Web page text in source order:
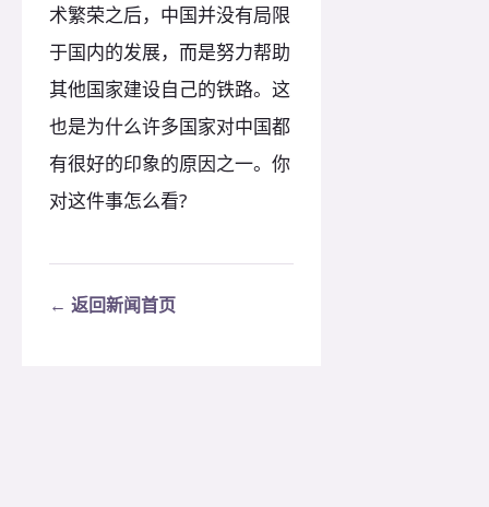
术繁荣之后，中国并没有局限
于国内的发展，而是努力帮助
其他国家建设自己的铁路。这
也是为什么许多国家对中国都
有很好的印象的原因之一。你
对这件事怎么看?
← 返回新闻首页